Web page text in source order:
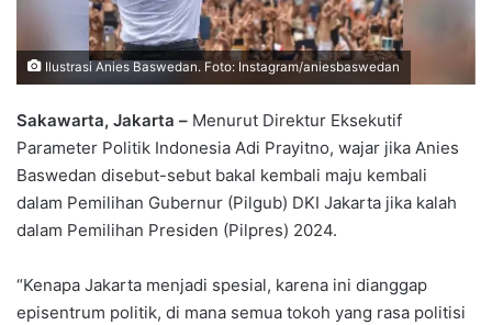
Ilustrasi Anies Baswedan. Foto: Instagram/aniesbaswedan
Sakawarta, Jakarta – Menurut Direktur Eksekutif
Parameter Politik Indonesia Adi Prayitno, wajar jika Anies
Baswedan disebut-sebut bakal kembali maju kembali
dalam Pemilihan Gubernur (Pilgub) DKI Jakarta jika kalah
dalam Pemilihan Presiden (Pilpres) 2024.
“Kenapa Jakarta menjadi spesial, karena ini dianggap
episentrum politik, di mana semua tokoh yang rasa politisi